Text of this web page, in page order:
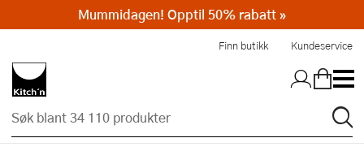
Finn butikk Kundeservice
Mummidagen! Opptil 50% rabatt »